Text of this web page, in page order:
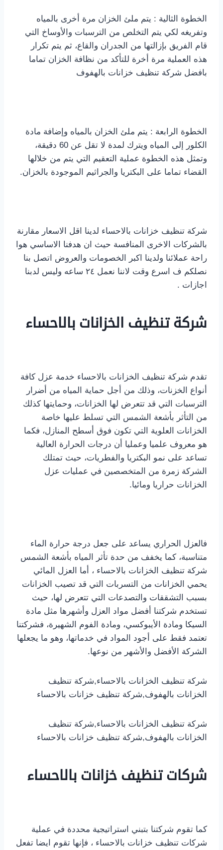
الخطوة الثالية : يتم ملئ الخزان مرة أخرى بالمياه
وتفريغه لكي يتم التخلص من الترسبات والأوساخ التي
قام الفريق بإزالتها من الجدران والقاع، ثم يتم تكرار
هذه العملية مرة أخرة للتأكد من نظافة الخزان تماما
بافضل شركة تنظيف خزانات بالهفوف
الخطوة الرابعة : يتم ملئ الخزان بالمياه وإضافة مادة
الكلور إلى المياه ويترك لمدة لا تقل عن 60 دقيقة،
وتمثل هذه الخطوة عملية التعقيم التي يتم من خلالها
القضاء تماما على البكتريا والجراثيم الموجودة بالخزان.
شركة تنظيف خزانات بالاحساء لدينا اقل الاسعار مقارنة
بالشركات الاخرى المنافسة حيث ان هدفنا الاساسي هوا
راحة عملائنا ولدينا اكبر الخصومات والعروض اتصل بنا
نصلكم ف اسرع وقت لاننا نعمل ٢٤ ساعه وليس لدبنا
اجازات .
شركة تنظيف الخزانات بالاحساء
تقدم شركة تنظيف الخزانات بالاحساء خدمة عزل كافة
أنواع الخزنات، وذلك من أجل حماية المياه من أضرار
الترسبات التي قد تتعرض لها الخزانات، وحمايتها كذلك
من التأثر بأشعة الشمس التي تسلط عليها خاصة
الخزانات العلوية التي تكون فوق أسطح المنازل، فكما
هو معروف علميا وعمليا أن درجات الحرارة العالية
تساعد على نمو البكتريا والفطريات، حيث تمتلك
الشركة زمرة من المتخصصين في عمليات عزل
الخزانات حراريا ومائيا.
فالعزل الحراري يساعد على جعل درجة حرارة الماء
متناسبة، كما يخفف من حدة تأثر المياه بأشعة الشمس
شركة تنظيف الخزانات بالاحساء ، أما العزل المائي
يحمي الخزانات من التسربات التي قد تصيب الخزانات
بسبب التشققات والتصدعات التي تتعرض لها، حيث
تستخدم شركتنا أفضل مواد العزل وأشهرها مثل مادة
السيكا ومادة الأيبوكسي، ومادة الفوم الشهيرة، فشركتنا
تعتمد فقط على أجود المواد في خدماتها، وهو ما يجعلها
الشركة الأفضل والأشهر من نوعها.
شركة تنظيف الخزانات بالاحساء,شركة تنظيف
الخزانات بالهفوف,شركة تنظيف خزانات بالاحساء
شركة تنظيف الخزانات بالاحساء,شركة تنظيف
الخزانات بالهفوف,شركة تنظيف خزانات بالاحساء
شركات تنظيف خزانات بالاحساء
كما تقوم شركتنا بتبني استراتيجية محددة في عملية
شركات تنظيف خزانات بالاحساء ، فإنها تقوم ايضا تفعل